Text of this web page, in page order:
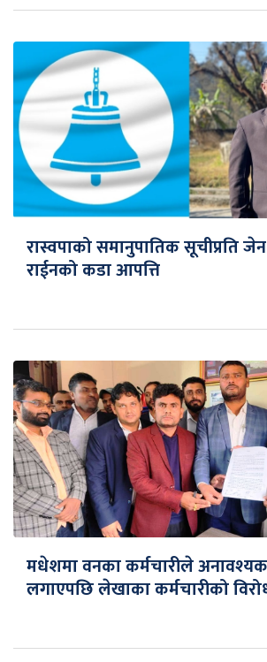
रास्वपाको समानुपातिक सूचीप्रति
राईनको कडा आपत्ति
मधेशमा वनका कर्मचारीले
लगाएपछि लेखाका कर्मचारीको